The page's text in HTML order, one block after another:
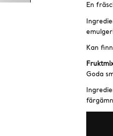
En
Kan
Goda